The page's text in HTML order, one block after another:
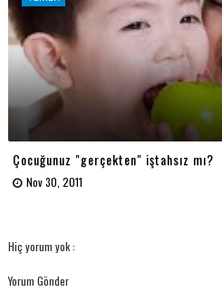
Çocuğunuz "gerçekten" iştahsız mı?
Nov 30, 2011
Hiç yorum yok :
Yorum Gönder